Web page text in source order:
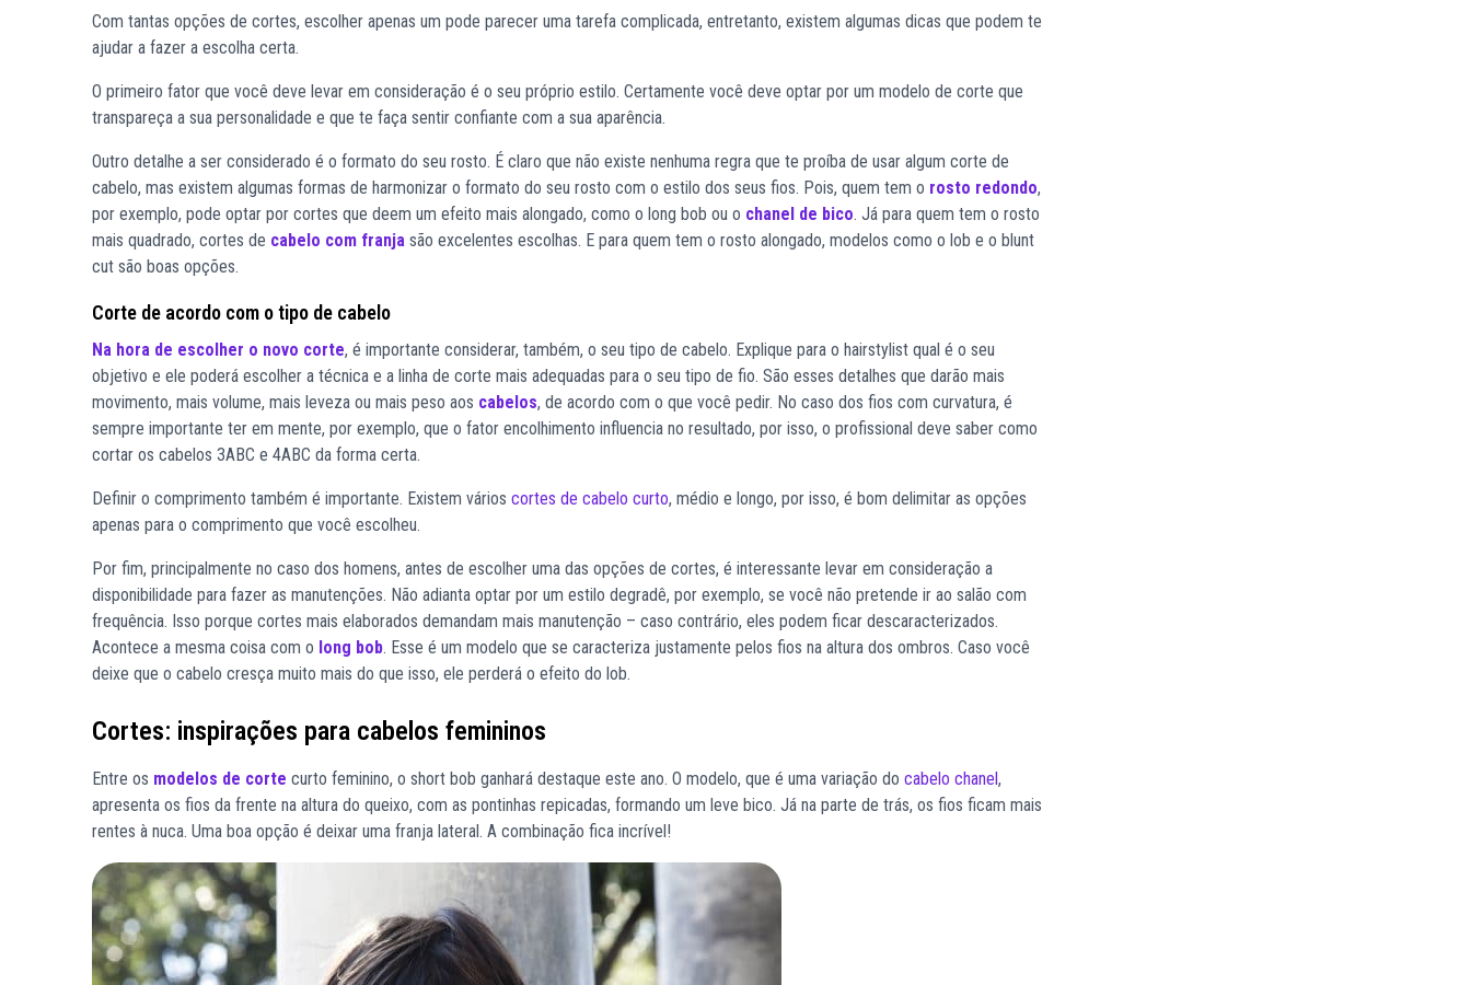
Com tantas opções de cortes, escolher apenas um pode parecer uma tarefa complicada, entretanto, existem algumas dicas que podem te
ajudar a fazer a escolha certa.
O primeiro fator que você deve levar em consideração é o seu próprio estilo. Certamente você deve optar por um modelo de corte que
transpareça a sua personalidade e que te faça sentir confiante com a sua aparência.
Outro detalhe a ser considerado é o formato do seu rosto. É claro que não existe nenhuma regra que te proíba de usar algum corte de
cabelo, mas existem algumas formas de harmonizar o formato do seu rosto com o estilo dos seus fios. Pois, quem tem o rosto redondo,
por exemplo, pode optar por cortes que deem um efeito mais alongado, como o long bob ou o chanel de bico. Já para quem tem o rosto
mais quadrado, cortes de cabelo com franja são excelentes escolhas. E para quem tem o rosto alongado, modelos como o lob e o blunt
cut são boas opções.
Corte de acordo com o tipo de cabelo
Na hora de escolher o novo corte, é importante considerar, também, o seu tipo de cabelo. Explique para o hairstylist qual é o seu
objetivo e ele poderá escolher a técnica e a linha de corte mais adequadas para o seu tipo de fio. São esses detalhes que darão mais
movimento, mais volume, mais leveza ou mais peso aos cabelos, de acordo com o que você pedir. No caso dos fios com curvatura, é
sempre importante ter em mente, por exemplo, que o fator encolhimento influencia no resultado, por isso, o profissional deve saber como
cortar os cabelos 3ABC e 4ABC da forma certa.
Definir o comprimento também é importante. Existem vários cortes de cabelo curto, médio e longo, por isso, é bom delimitar as opções
apenas para o comprimento que você escolheu.
Por fim, principalmente no caso dos homens, antes de escolher uma das opções de cortes, é interessante levar em consideração a
disponibilidade para fazer as manutenções. Não adianta optar por um estilo degradê, por exemplo, se você não pretende ir ao salão com
frequência. Isso porque cortes mais elaborados demandam mais manutenção – caso contrário, eles podem ficar descaracterizados.
Acontece a mesma coisa com o long bob. Esse é um modelo que se caracteriza justamente pelos fios na altura dos ombros. Caso você
deixe que o cabelo cresça muito mais do que isso, ele perderá o efeito do lob.
Cortes: inspirações para cabelos femininos
Entre os modelos de corte curto feminino, o short bob ganhará destaque este ano. O modelo, que é uma variação do cabelo chanel,
apresenta os fios da frente na altura do queixo, com as pontinhas repicadas, formando um leve bico. Já na parte de trás, os fios ficam mais
rentes à nuca. Uma boa opção é deixar uma franja lateral. A combinação fica incrível!